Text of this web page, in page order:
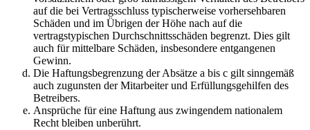
auf die bei Vertragsschluss typischerweise vorhersehbaren
Schäden und im Übrigen der Höhe nach auf die
vertragstypischen Durchschnittsschäden begrenzt. Dies gilt
auch für mittelbare Schäden, insbesondere entgangenen
Gewinn.
Die Haftungsbegrenzung der Absätze a bis c gilt sinngemäß
auch zugunsten der Mitarbeiter und Erfüllungsgehilfen des
Betreibers.
Ansprüche für eine Haftung aus zwingendem nationalem
Recht bleiben unberührt.